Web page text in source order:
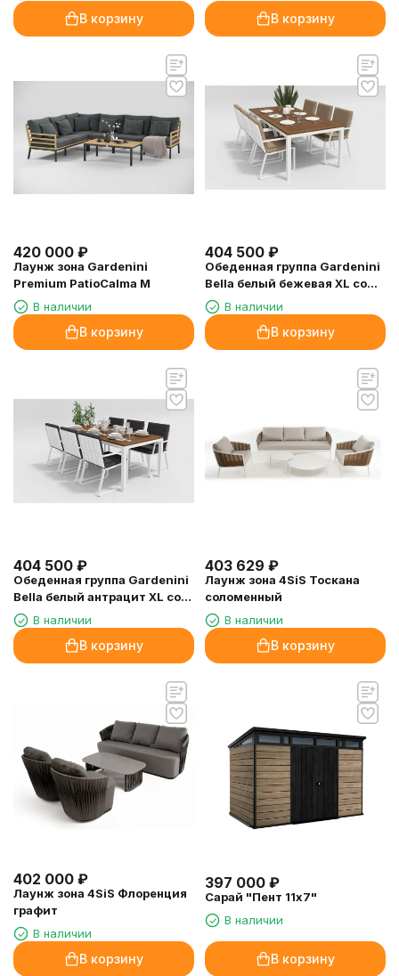
В корзину В корзину
420 000 ₽
Лаунж зона Gardenini
Premium PatioCalma M
В наличии
В корзину
404 500 ₽
Обеденная группа Gardenini
Bella белый бежевая XL со
стульями Voglie
В наличии
В корзину
404 500 ₽
Обеденная группа Gardenini
Bella белый антрацит XL со
стульями Voglie
В наличии
В корзину
403 629 ₽
Лаунж зона 4SiS Тоскана
соломенный
В наличии
В корзину
402 000 ₽
Лаунж зона 4SiS Флоренция
графит
В наличии
В корзину
397 000 ₽
Сарай "Пент 11х7"
В наличии
В корзину